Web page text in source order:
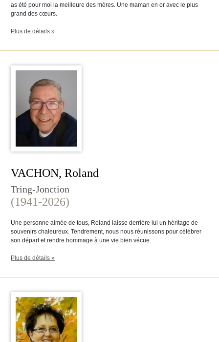
as été pour moi la meilleure des mères. Une maman en or avec le plus
grand des cœurs.
Plus de détails »
VACHON, Roland
Tring-Jonction
(1941-2026)
Une personne aimée de tous, Roland laisse derrière lui un héritage de
souvenirs chaleureux. Tendrement, nous nous réunissons pour célébrer
son départ et rendre hommage à une vie bien vécue.
Plus de détails »